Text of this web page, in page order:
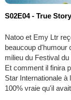
S02E04 - True
Natoo et Emy Ltr
beaucoup d'humour
milieu du Festival
Et comment il finira
Star Internationale
100% vraie qu'il